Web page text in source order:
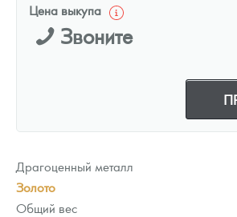
Цена выкупа
Звоните
Драгоценный металл
Золото
Общий вес